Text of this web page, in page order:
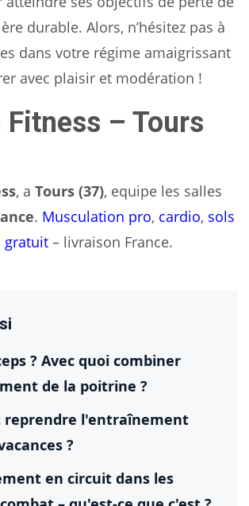
durable. Alors, n’hésitez pas à
dans votre régime amaigrissant
avec plaisir et modération !
– Tours
, a Tours (37), equipe les salles
. Musculation pro, cardio, sols
gratuit – livraison France.
? Avec quoi combiner
de la poitrine ?
reprendre l'entraînement
?
en circuit dans les